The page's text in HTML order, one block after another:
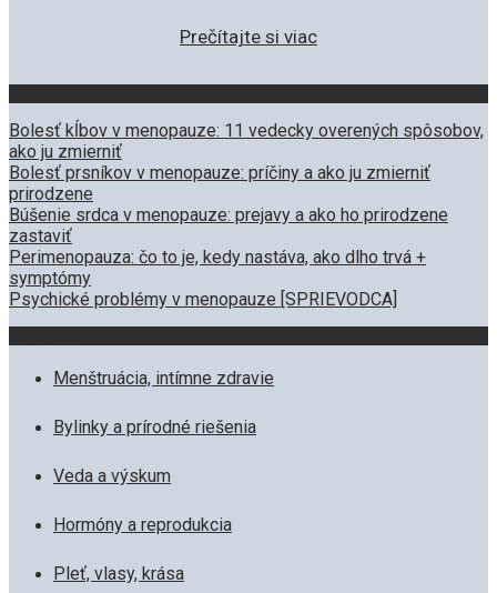
Prečítajte si viac
Bolesť kĺbov v menopauze: 11 vedecky overených spôsobov,
ako ju zmierniť
Bolesť prsníkov v menopauze: príčiny a ako ju zmierniť
prirodzene
Búšenie srdca v menopauze: prejavy a ako ho prirodzene
zastaviť
Perimenopauza: čo to je, kedy nastáva, ako dlho trvá +
symptómy
Psychické problémy v menopauze [SPRIEVODCA]
Menštruácia, intímne zdravie
Bylinky a prírodné riešenia
Veda a výskum
Hormóny a reprodukcia
Pleť, vlasy, krása